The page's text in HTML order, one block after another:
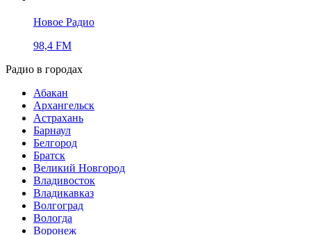
Новое Радио
98,4 FM
Радио в городах
Абакан
Архангельск
Астрахань
Барнаул
Белгород
Братск
Великий Новгород
Владивосток
Владикавказ
Волгоград
Вологда
Воронеж